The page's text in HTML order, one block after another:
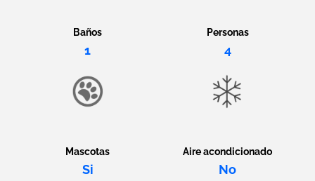
Baños
1
Personas
4
Mascotas
Si
Aire acondicionado
No